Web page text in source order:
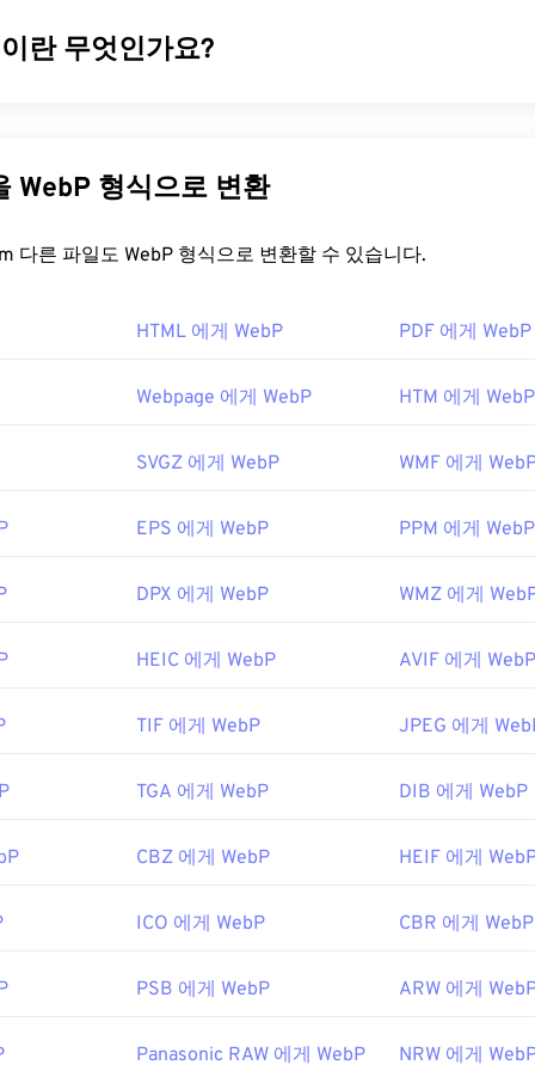
란 무엇인가요?
더 작지만 시각적 품질은 비슷합니다. WebP 이미지는 웹 페이
르게 로드됩니다.
어떻게 여나요?
Microsoft Paint 에서도 자동으로 열립니다. Chrome을 제
와Photopea가 있습니다. Corel PaintShop Pro
다른 파일을 WebP 형식으로 변환
FreeConvert.com 다른 파일도 WebP 형식으로 변환할 수 있습니다.
HTML 에게 WebP PDF 에게 WebP
Webpage 에게 WebP HTM 에게 WebP
SVGZ 에게 WebP WMF 에게
EPS 에게 WebP PPM 에게 WebP
DPX 에게 WebP WMZ 에게
HEIC 에게 WebP AVIF 에게 WebP
TIF 에게 WebP JPEG 에게
TGA 에게 WebP DIB 에게 WebP
CBZ 에게 WebP HEIF 에게
ICO 에게 WebP CBR 에게 WebP
PSB 에게 WebP ARW 에게
Panasonic RAW 에게 WebP NRW 에게